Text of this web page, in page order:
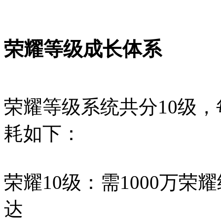
荣耀等级成长体系
荣耀等级系统共分10级
耗如下：
荣耀10级：需1000万荣
达